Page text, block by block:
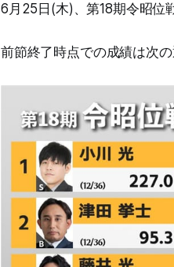
6月25日(木)、第18期令昭位
前節終了時点での成績は次の